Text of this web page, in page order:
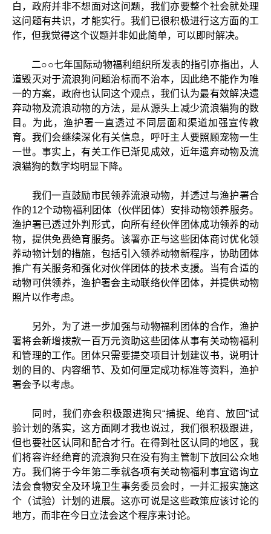
白，政府并非不想面对这问题，我们亦要整个社会就处理
这问题有共识，才能实行。我们已很积极进行这方面的工
作，但我觉得这个议题并非如此简单，可以即时解决。
二○○七年国际动物福利组织所发表的指引亦指出，人
道毁灭对于流浪狗问题治标而不治本，因此绝不能作为唯
一的方案，政府也认同这个观点，我们认为最有效解决遗
弃动物及流浪动物的方法，是从源头上减少流浪猫狗的数
目。为此，渔护署一直透过不同层面和渠道加强宣传教
育。我们会继续深化有关信息，呼吁主人要照顾宠物一生
一世。事实上，有关工作已渐见成效，近年遗弃动物及流
浪猫狗的数字均明显下降。
我们一直鼓励市民领养流浪动物，并透过与渔护署合
作的12个动物福利团体（伙伴团体）安排动物领养服务。
渔护署已透过外判形式，向所有经伙伴团体成功领养的动
物，提供免费绝育服务。该署亦正与这些团体商讨优化领
养动物计划的措施，包括引入领养动物新程序，协助团体
推广有关服务和强化对伙伴团体的技术支援。当有合适的
动物可供领养，渔护署会主动联络伙伴团体，并提供动物
照片以作考虑。
另外，为了进一步加强与动物福利团体的合作，渔护
署将会新增拨款一百万元资助这些团体从事有关动物福利
和管理的工作。团体只需要提交项目计划建议书，说明计
划的目的、内容细节、及如何厘定成功标准等资料，渔护
署会予以考虑。
同时，我们亦会积极跟进狗只“捕捉、绝育、放回”试
验计划的落实，这方面刚才我也说过，我们很积极跟进，
但也要社区认同和配合才行。在得到社区认同的地区，我
们将容许经绝育的流浪狗只在没有狗主管制下放回公众地
方。我们将于今年第二季就各项有关动物福利事宜谘询立
法会食物安全及环境卫生事务委员会时，一并汇报实施这
个（试验）计划的进展。这亦可说是这些政策应该讨论的
地方，而非在今日立法会这个程序来讨论。